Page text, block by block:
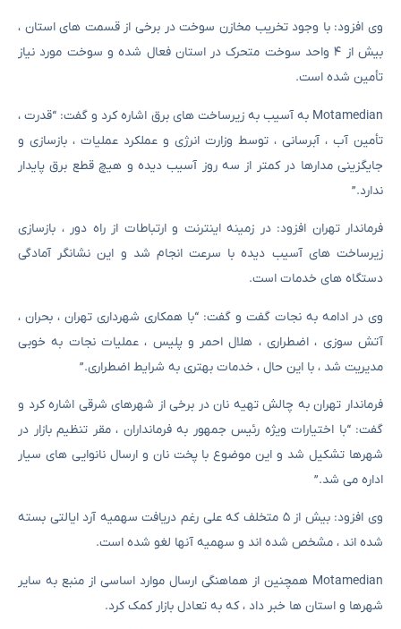
وی افزود: با وجود تخریب مخازن سوخت در برخی از قسمت های استان ،
بیش از ۴ واحد سوخت متحرک در استان فعال شده و سوخت مورد نیاز
تأمین شده است.
Motamedian به آسیب به زیرساخت های برق اشاره کرد و گفت: “قدرت ،
تأمین آب ، آبرسانی ، توسط وزارت انرژی و عملکرد عملیات ، بازسازی و
جایگزینی مدارها در کمتر از سه روز آسیب دیده و هیچ قطع برق پایدار
ندارد.”
فرماندار تهران افزود: در زمینه اینترنت و ارتباطات از راه دور ، بازسازی
زیرساخت های آسیب دیده با سرعت انجام شد و این نشانگر آمادگی
دستگاه های خدمات است.
وی در ادامه به نجات گفت و گفت: “با همکاری شهرداری تهران ، بحران ،
آتش سوزی ، اضطراری ، هلال احمر و پلیس ، عملیات نجات به خوبی
مدیریت شد ، با این حال ، خدمات بهتری به شرایط اضطراری.”
فرماندار تهران به چالش تهیه نان در برخی از شهرهای شرقی اشاره کرد و
گفت: “با اختیارات ویژه رئیس جمهور به فرمانداران ، مقر تنظیم بازار در
شهرها تشکیل شد و این موضوع با پخت نان و ارسال نانوایی های سیار
اداره می شد.”
وی افزود: بیش از ۵ متخلف که علی رغم دریافت سهمیه آرد ایالتی بسته
شده اند ، مشخص شده اند و سهمیه آنها لغو شده است.
Motamedian همچنین از هماهنگی ارسال موارد اساسی از منبع به سایر
شهرها و استان ها خبر داد ، که به تعادل بازار کمک کرد.